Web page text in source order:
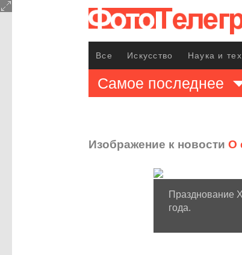
Все Искусство Наука и
Самое последнее
Изображение к новости О
Празднование
года.